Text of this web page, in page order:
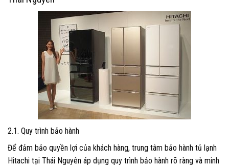
2.1. Quy trình bảo hành
Để đảm bảo quyền lợi của khách hàng, trung tâm bảo hành tủ lạnh
Hitachi tại Thái Nguyên áp dụng quy trình bảo hành rõ ràng và minh